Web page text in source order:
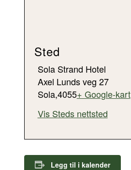
Sted
Sola Strand Hotel
Axel Lunds veg 27
Sola,4055+ Google-kart
Vis Steds nettsted
Legg til i kalender